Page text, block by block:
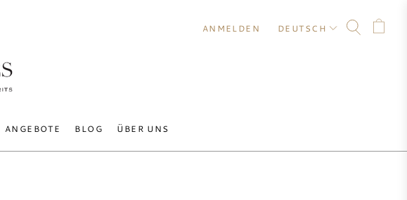
ANGEBOTE BLOG ÜBER UNS
ANMELDEN DEUTSCH